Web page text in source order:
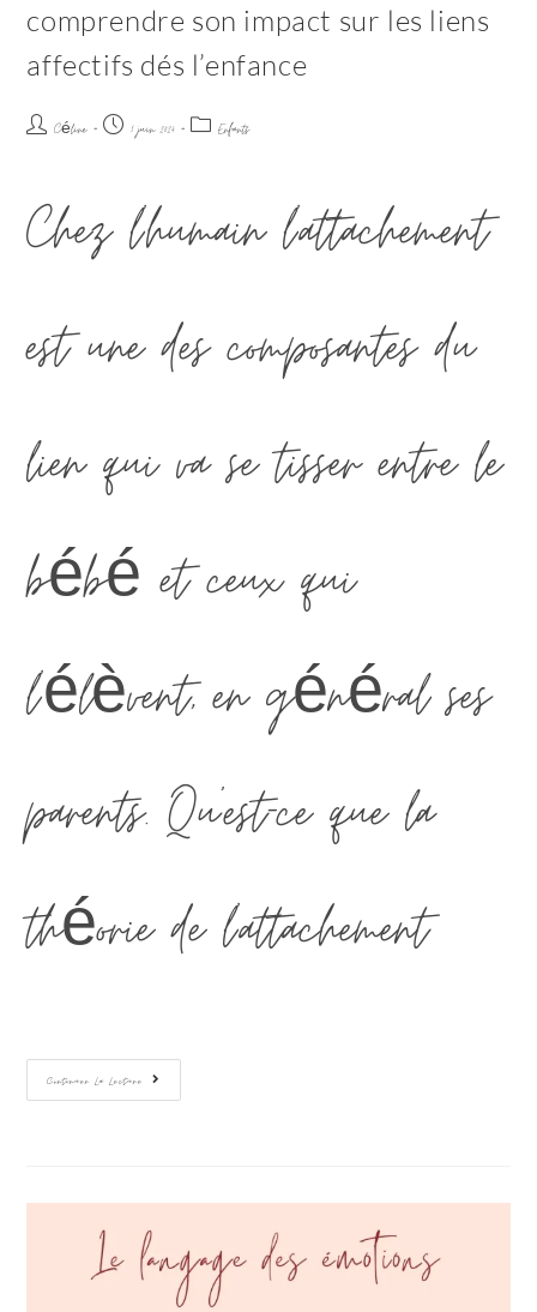
comprendre son impact sur les liens
affectifs dés l’enfance
Céline 1 juin 2024 Enfants
Chez l'humain l'attachement
est une des composantes du
lien qui va se tisser entre le
bébé et ceux qui
l'élèvent, en général ses
parents. Qu'est-ce que la
théorie de l'attachement…
Continuer La Lecture